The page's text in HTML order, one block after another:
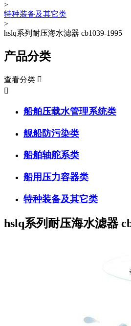
>
特种装备及其它类
>
hslq系列耐压海水滤器 cb1039-1995
产品分类
查看分类 

船舶压载水管理系统类
舰船防污染类
船舶轴舵系类
船用压力容器类
特种装备及其它类
hslq系列耐压海水滤器